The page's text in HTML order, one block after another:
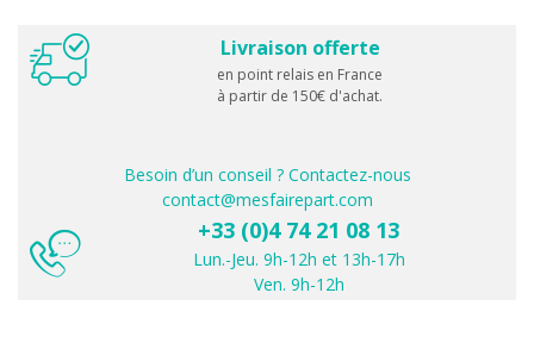
Livraison offerte
en point relais en France
à partir de 150€ d'achat.
Besoin d’un conseil ? Contactez-nous
contact@mesfairepart.com
+33 (0)4 74 21 08 13
Lun.-Jeu. 9h-12h et 13h-17h
Ven. 9h-12h